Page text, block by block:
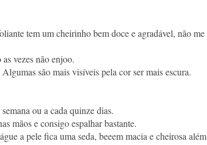
tem um cheirinho bem doce e agradável, não me
vezes não enjoo.
são mais visíveis pela cor ser mais escura.
ou a cada quinze dias.
mãos e consigo espalhar bastante.
a pele fica uma seda, beeem macia e cheirosa além